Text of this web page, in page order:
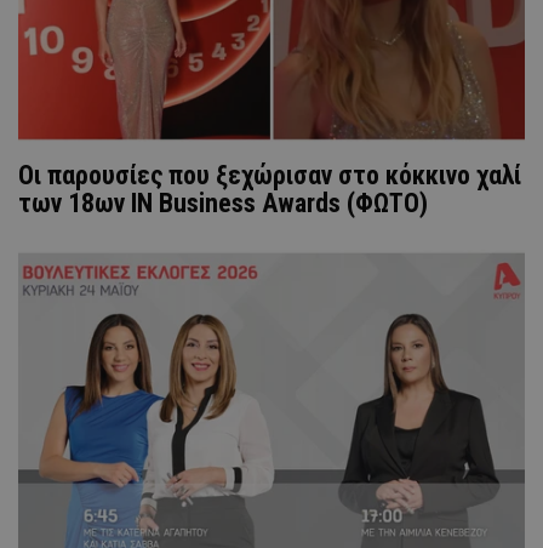
Οι παρουσίες που ξεχώρισαν στο κόκκινο χαλί
των 18ων IN Business Awards (ΦΩΤΟ)